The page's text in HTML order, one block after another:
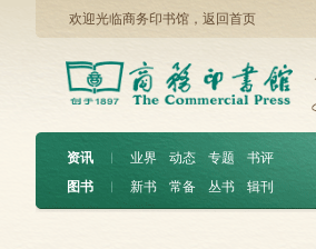
欢迎光临商务印书馆， 返回首页
资讯 ︱ 业界 动态 专题
书评
图书
︱ 新书 常备 丛书 辑刊